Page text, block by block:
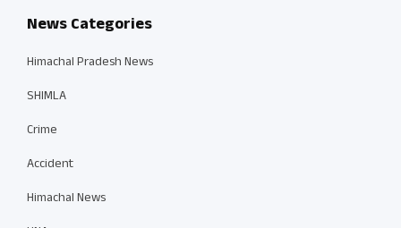
News Categories
Himachal Pradesh News
SHIMLA
Crime
Accident
Himachal News